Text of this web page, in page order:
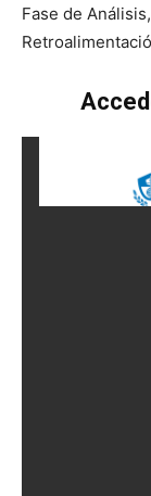
Fase de